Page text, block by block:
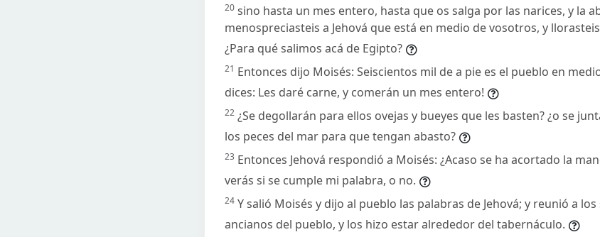
20 sino hasta un mes entero, hasta que os salga por las narices, y la
menospreciasteis a Jehová que está en medio de vosotros, y
¿Para qué salimos acá de Egipto?
21 Entonces dijo Moisés: Seiscientos mil de a pie es el pueblo en
dices: Les daré carne, y comerán un mes entero!
22 ¿Se degollarán para ellos ovejas y bueyes que les basten? ¿o se
los peces del mar para que tengan abasto?
23 Entonces Jehová respondió a Moisés: ¿Acaso se ha acortado la
verás si se cumple mi palabra, o no.
24 Y salió Moisés y dijo al pueblo las palabras de Jehová; y reunió a
ancianos del pueblo, y los hizo estar alrededor del tabernáculo.